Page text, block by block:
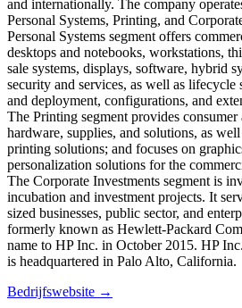
and internationally. The company
Personal Systems, Printing, and
Personal Systems segment offers
desktops and notebooks, workstations,
sale systems, displays, software, hybrid
security and services, as well as
and deployment, configurations, and
The Printing segment provides
hardware, supplies, and solutions, as
printing solutions; and focuses on
personalization solutions for the
The Corporate Investments segment is
incubation and investment projects. It
sized businesses, public sector, and
formerly known as Hewlett-Packard
name to HP Inc. in October 2015. HP
is headquartered in Palo Alto, California.
Bedrijfswebsite →